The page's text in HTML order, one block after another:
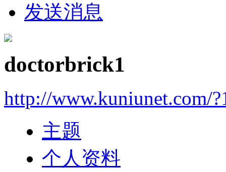
发送消息
doctorbrick1
http://www.kuniunet.com/
主题
个人资料